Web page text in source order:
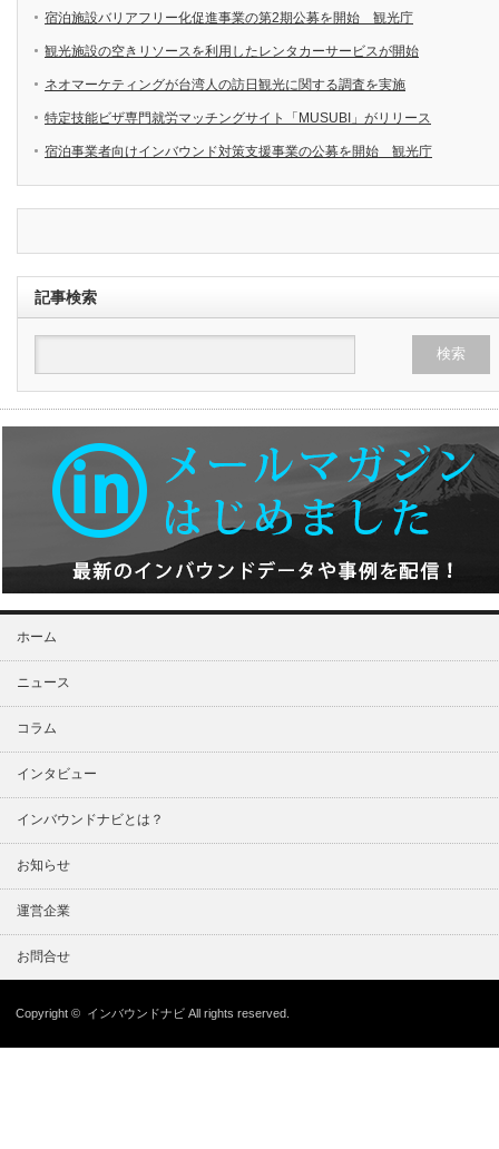
宿泊施設バリアフリー化促進事業の第2期公募を開始 観光庁
観光施設の空きリソースを利用したレンタカーサービスが開始
ネオマーケティングが台湾人の訪日観光に関する調査を実施
特定技能ビザ専門就労マッチングサイト「MUSUBI」がリリース
宿泊事業者向けインバウンド対策支援事業の公募を開始 観光庁
記事検索
ホーム
ニュース
コラム
インタビュー
インバウンドナビとは？
お知らせ
運営企業
お問合せ
Copyright © インバウンドナビ All rights reserved.